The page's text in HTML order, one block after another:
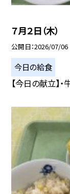
７月２日（木）
公開日 2026/07/06
今日の給食
【今日の献立】